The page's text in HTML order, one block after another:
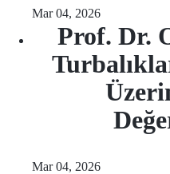
Mar 04, 2026
Prof. Dr.
Mar 04, 2026